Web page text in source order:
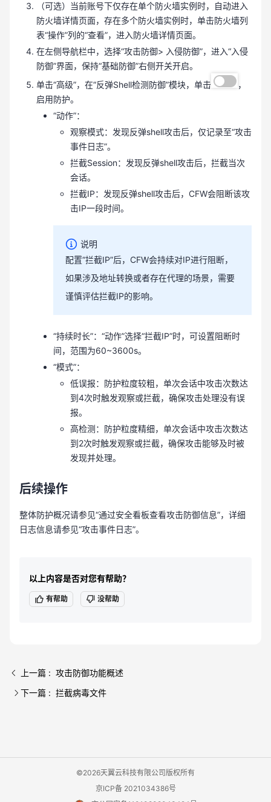
（可选）当前账号下仅存在单个防火墙实例时，自动进入
防火墙详情页面，存在多个防火墙实例时，单击防火墙列
表“操作”列的“查看”，进入防火墙详情页面。
在左侧导航栏中，选择“攻击防御> 入侵防御”，进入“入侵
防御”界面，保持“基础防御”右侧开关开启。
单击“高级”，在“反弹Shell检测防御”模块，单击
，
启用防护。
“动作”：
观察模式：发现反弹shell攻击后，仅记录至“攻击
事件日志”。
拦截Session：发现反弹shell攻击后，拦截当次
会话。
拦截IP：发现反弹shell攻击后，CFW会阻断该攻
击IP一段时间。
说明
配置“拦截IP”后，CFW会持续对IP进行阻断，
如果涉及地址转换或者存在代理的场景，需要
谨慎评估拦截IP的影响。
“持续时长”：“动作”选择“拦截IP”时，可设置阻断时
间，范围为60~3600s。
“模式”：
低误报：防护粒度较粗，单次会话中攻击次数达
到4次时触发观察或拦截，确保攻击处理没有误
报。
高检测：防护粒度精细，单次会话中攻击次数达
到2次时触发观察或拦截，确保攻击能够及时被
发现并处理。
后续操作
整体防护概况请参见“通过安全看板查看攻击防御信息”，详细
日志信息请参见“攻击事件日志”。
以上内容是否对您有帮助？
有帮助 没帮助
上一篇 : 攻击防御功能概述
下一篇 : 拦截病毒文件
©2026天翼云科技有限公司版权所有
京ICP备 2021034386号